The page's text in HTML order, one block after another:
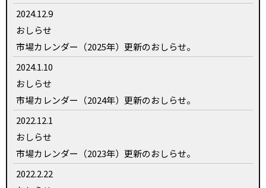
2024.12.9
おしらせ
市場カレンダー（2025年）更新のおしらせ。
2024.1.10
おしらせ
市場カレンダー（2024年）更新のおしらせ。
2022.12.1
おしらせ
市場カレンダー（2023年）更新のおしらせ。
2022.2.22